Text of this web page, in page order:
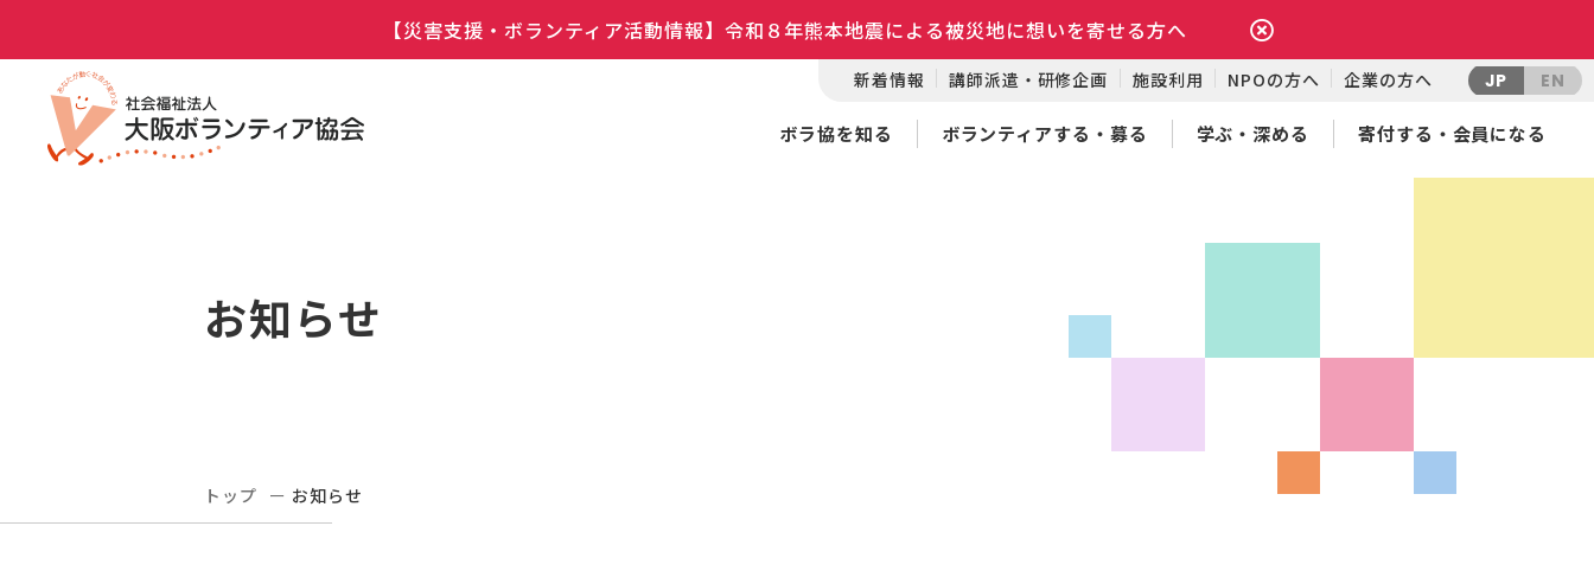
【災害支援・ボランティア活動情報】令和８年熊本地震による被災地に想いを寄せる方へ
新着情報 講師派遣・研修企画 施設利用 NPOの方へ 企業の方へ JP EN
ボラ協を知る ボランティアする・募る 学ぶ・深める 寄付する・会員になる
お知らせ
トップ お知らせ